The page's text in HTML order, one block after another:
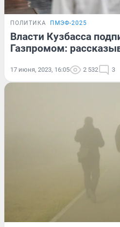
ПОЛИТИКА ПМЭФ-2025
Власти Кузбасса
Газпромом:
17 июня, 2023, 16:05 2 532 3